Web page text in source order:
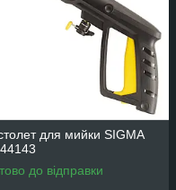
для мийки SIGMA
до відправки